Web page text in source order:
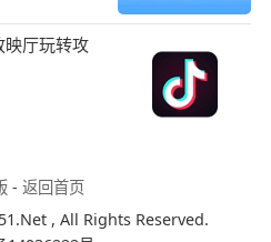
映厅玩转攻
- 返回首页
, All Rights Reserved.